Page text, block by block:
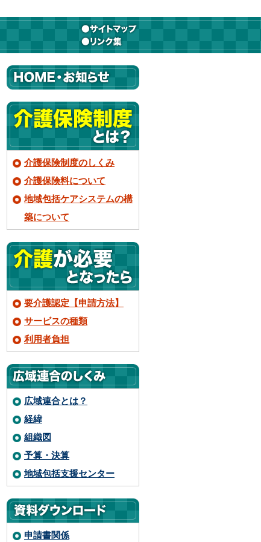
介護保険制度のしくみ
介護保険料について
地域包括ケアシステムの構
築について
要介護認定【申請方法】
サービスの種類
利用者負担
広域連合とは？
経緯
組織図
予算・決算
地域包括支援センター
申請書関係